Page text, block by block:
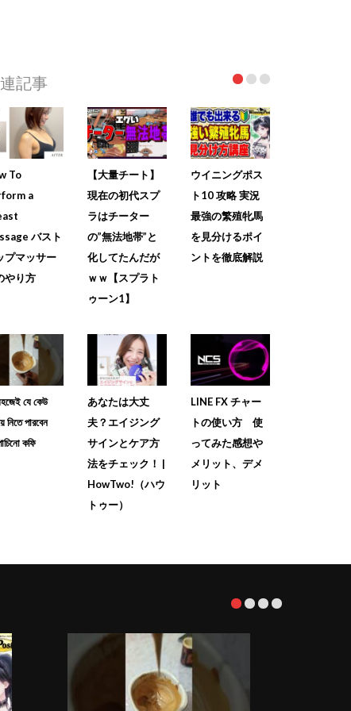
記事
To
a
バスト
プマッサー
やり方
【大量チート】
現在の初代スプ
ラはチーター
の”無法地帯”と
化してたんだが
ｗｗ【スプラト
ゥーン1】
ウイニングポス
ト10 攻略 実況
最強の繁殖牝馬
を見分けるポイ
ントを徹底解説
যে কেউ
নিতে পারবেন
কফি
あなたは大丈
夫？エイジング
サインとケア方
法をチェック！ |
HowTwo!（ハウ
トゥー）
LINE FX チャー
トの使い方 使
ってみた感想や
メリット、デメ
リット